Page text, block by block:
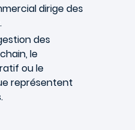
dirige des
des
le
ou le
représentent